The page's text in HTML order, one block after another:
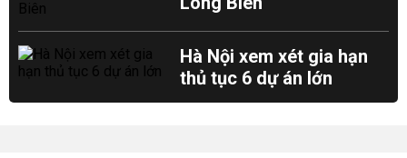
Hà Nội xem xét gia hạn
thủ tục 6 dự án lớn